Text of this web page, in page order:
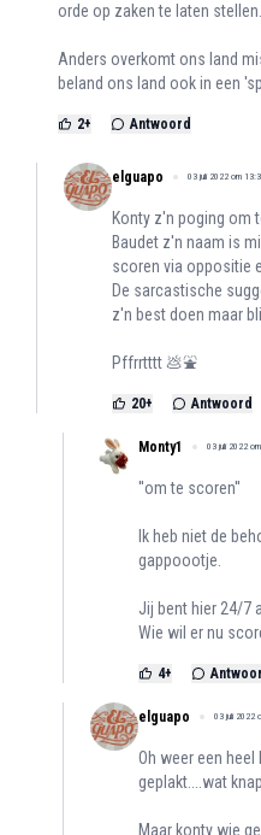
orde op zaken te laten stellen.
Anders overkomt ons land
beland ons land ook in een
2+ Antwoord
elguapo 03 juli 2022 om
Konty z'n poging om
Baudet z'n naam is
scoren via oppositie
De sarcastische
z'n best doen maar
Pffrrtttt 💩⛲
20+ Antwoord
Monty1 03 juli 2022
''om te scoren''
Ik heb niet de
gappoootje.
Jij bent hier 24/7
Wie wil er nu
4+
elguapo 03 juli 2022
Oh weer een
geplakt....wat
Maar konty wie